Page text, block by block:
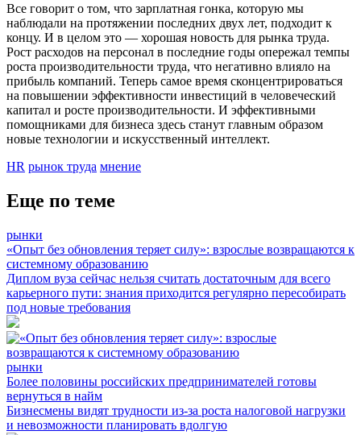
Все говорит о том, что зарплатная гонка, которую мы
наблюдали на протяжении последних двух лет, подходит к
концу. И в целом это — хорошая новость для рынка труда.
Рост расходов на персонал в последние годы опережал темпы
роста производительности труда, что негативно влияло на
прибыль компаний. Теперь самое время сконцентрироваться
на повышении эффективности инвестиций в человеческий
капитал и росте производительности. И эффективными
помощниками для бизнеса здесь станут главным образом
новые технологии и искусственный интеллект.
HR рынок труда мнение
Еще по теме
рынки
«Опыт без обновления теряет силу»: взрослые возвращаются к
системному образованию
Диплом вуза сейчас нельзя считать достаточным для всего
карьерного пути: знания приходится регулярно пересобирать
под новые требования
рынки
Более половины российских предпринимателей готовы
вернуться в найм
Бизнесмены видят трудности из-за роста налоговой нагрузки
и невозможности планировать вдолгую